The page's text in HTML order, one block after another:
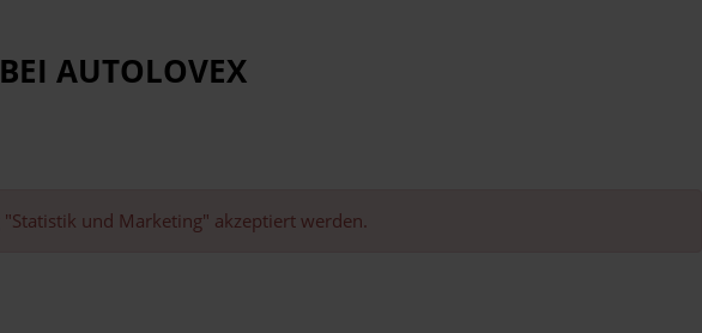
AUTOLOVEX
"Statistik und Marketing" akzeptiert werden.